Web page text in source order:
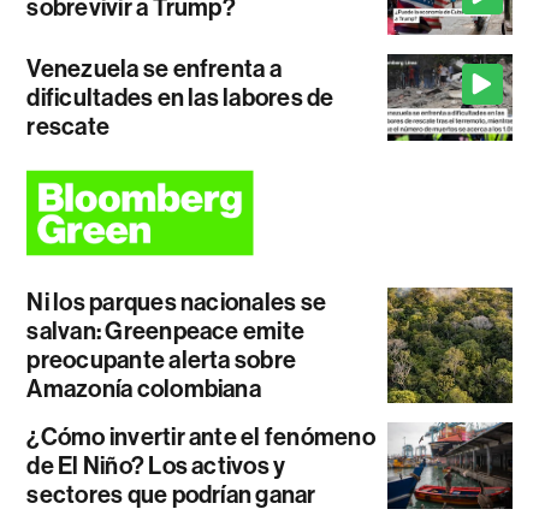
sobrevivir a Trump?
Venezuela se enfrenta a
dificultades en las labores de
rescate
Ni los parques nacionales se
salvan: Greenpeace emite
preocupante alerta sobre
Amazonía colombiana
¿Cómo invertir ante el fenómeno
de El Niño? Los activos y
sectores que podrían ganar